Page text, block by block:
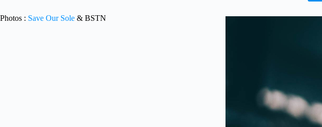
Photos : Save Our Sole & BSTN